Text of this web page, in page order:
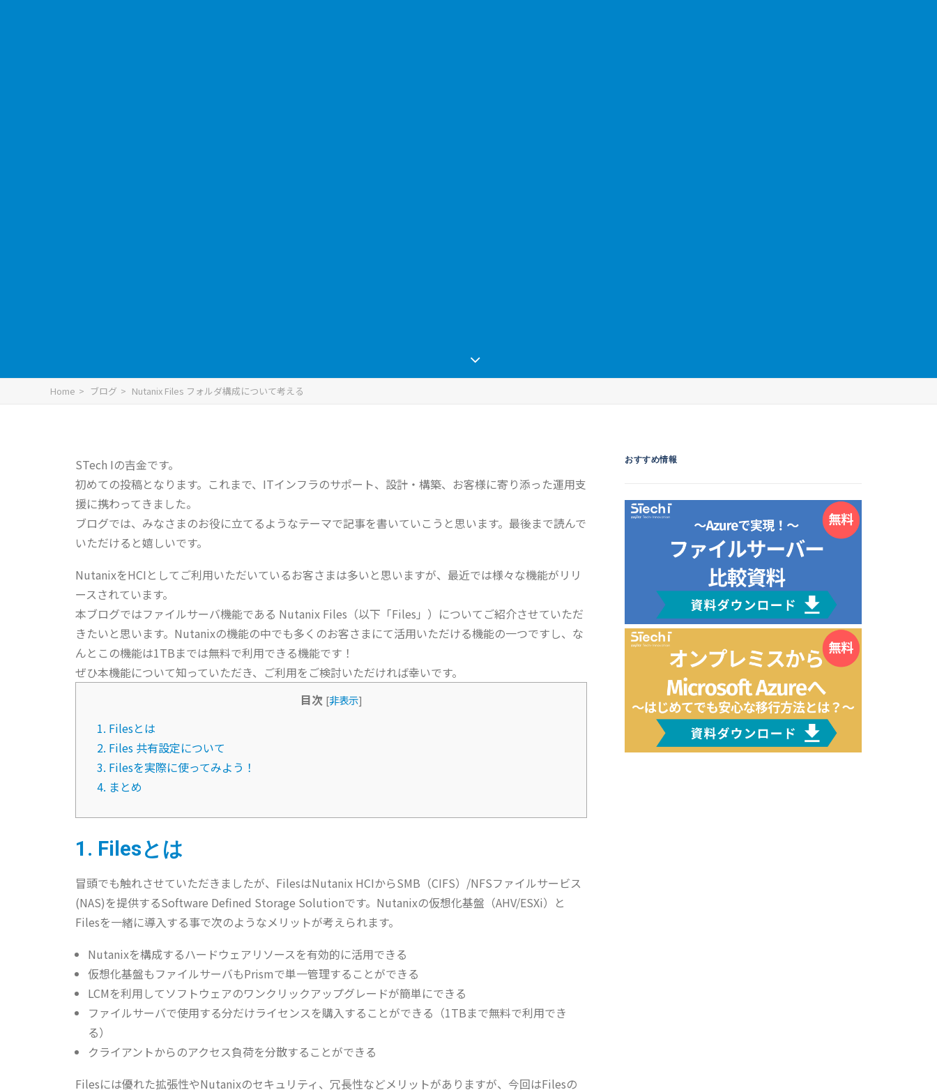
Home ブログ Nutanix Files フォルダ構成について考える
STech Iの吉金です。
初めての投稿となります。これまで、ITインフラのサポート、設計・構築、お客様に寄り添った運用支
援に携わってきました。
ブログでは、みなさまのお役に立てるようなテーマで記事を書いていこうと思います。最後まで読んで
いただけると嬉しいです。
NutanixをHCIとしてご利用いただいているお客さまは多いと思いますが、最近では様々な機能がリリ
ースされています。
本ブログではファイルサーバ機能である Nutanix Files（以下「Files」）についてご紹介させていただ
きたいと思います。Nutanixの機能の中でも多くのお客さまにて活用いただける機能の一つですし、な
んとこの機能は1TBまでは無料で利用できる機能です！
ぜひ本機能について知っていただき、ご利用をご検討いただければ幸いです。
目次 [非表示]
1. Filesとは
2. Files 共有設定について
3. Filesを実際に使ってみよう！
4. まとめ
1. Filesとは
冒頭でも触れさせていただきましたが、FilesはNutanix HCIからSMB（CIFS）/NFSファイルサービス
(NAS)を提供するSoftware Defined Storage Solutionです。Nutanixの仮想化基盤（AHV/ESXi）と
Filesを一緒に導入する事で次のようなメリットが考えられます。
Nutanixを構成するハードウェアリソースを有効的に活用できる
仮想化基盤もファイルサーバもPrismで単一管理することができる
LCMを利用してソフトウェアのワンクリックアップグレードが簡単にできる
ファイルサーバで使用する分だけライセンスを購入することができる（1TBまで無料で利用でき
る）
クライアントからのアクセス負荷を分散することができる
Filesには優れた拡張性やNutanixのセキュリティ、冗長性などメリットがありますが、今回はFilesの
おすすめ情報